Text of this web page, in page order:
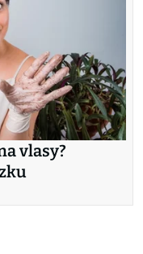
vlasy?